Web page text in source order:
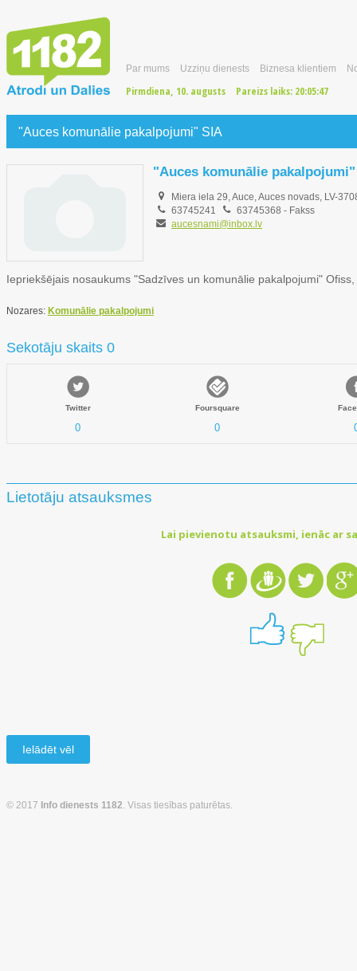
Par mums Uzziņu dienests Biznesa klientiem
Pirmdiena, 10. augusts Pareizs laiks: 20:05:48
"Auces komunālie pakalpojumi" SIA
"Auces komunālie
Miera iela 29, Auce, Auces novads, LV-
63745241
63745368 - Fakss
aucesnami@inbox.lv
Iepriekšējais nosaukums "Sadzīves un komunālie pakalpojumi"
Nozares: Komunālie pakalpojumi
Sekotāju skaits 0
Twitter
0
Foursquare
0
Lietotāju atsauksmes
Lai pievienotu atsauksmi, ienāc ar
Ielādēt vēl
© 2017 Info dienests 1182. Visas tiesības paturētas.